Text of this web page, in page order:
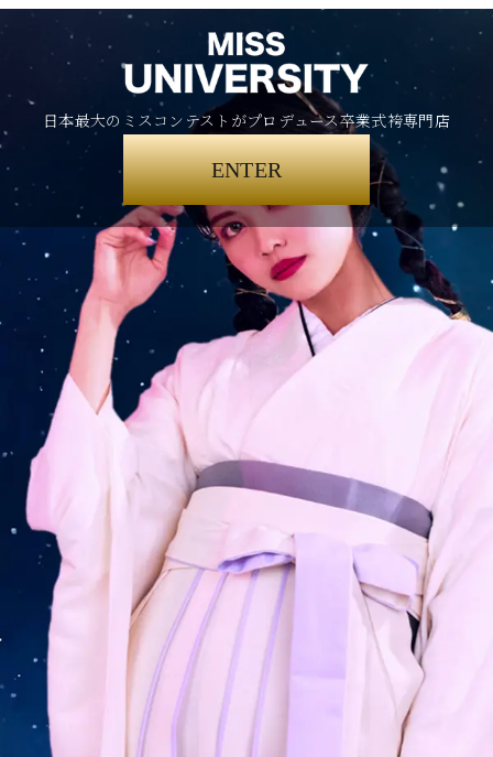
日本最大のミスコンテストがプロデュース卒業式袴専門店
ENTER